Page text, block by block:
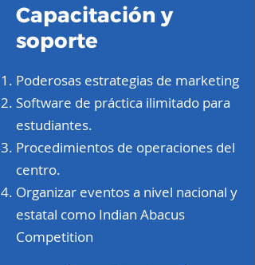
Capacitación y
soporte
Poderosas estrategias de marketing
Software de práctica ilimitado para
estudiantes.
Procedimientos de operaciones del
centro.
Organizar eventos a nivel nacional y
estatal como Indian Abacus
Competition